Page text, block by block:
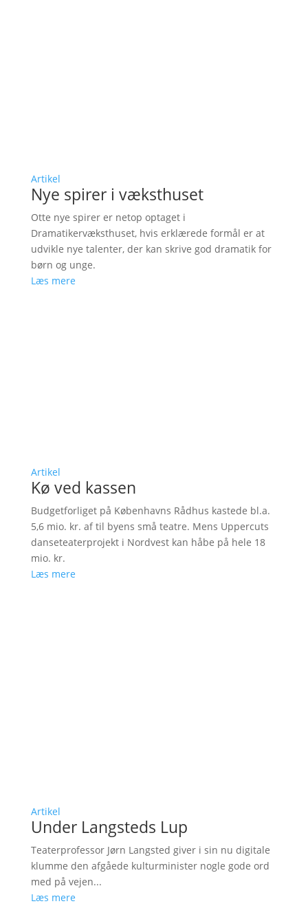
Artikel
Nye spirer i væksthuset
Otte nye spirer er netop optaget i
Dramatikervæksthuset, hvis erklærede formål er at
udvikle nye talenter, der kan skrive god dramatik for
børn og unge.
Læs mere
Artikel
Kø ved kassen
Budgetforliget på Københavns Rådhus kastede bl.a.
5,6 mio. kr. af til byens små teatre. Mens Uppercuts
danseteaterprojekt i Nordvest kan håbe på hele 18
mio. kr.
Læs mere
Artikel
Under Langsteds Lup
Teaterprofessor Jørn Langsted giver i sin nu digitale
klumme den afgåede kulturminister nogle gode ord
med på vejen...
Læs mere